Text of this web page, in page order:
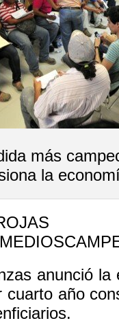
más
la
anunció
cuarto año